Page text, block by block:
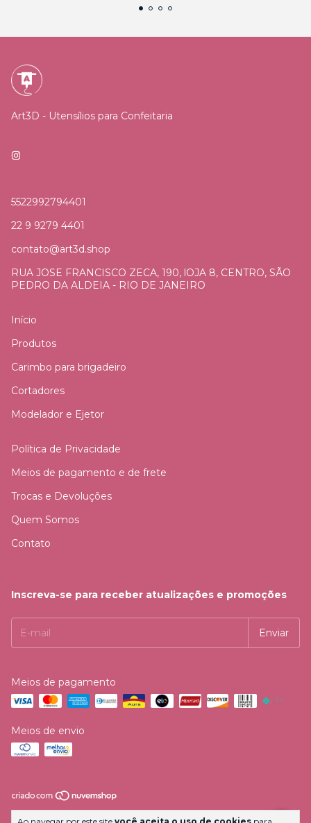
Art3D - Utensílios para Confeitaria
5522992794401
22 9 9279 4401
contato@art3d.shop
RUA JOSE FRANCISCO ZECA, 190, lOJA 8, CENTRO, SÃO
PEDRO DA ALDEIA - RIO DE JANEIRO
Início
Produtos
Carimbo para brigadeiro
Cortadores
Modelador e Ejetor
Política de Privacidade
Meios de pagamento e de frete
Trocas e Devoluções
Quem Somos
Contato
Inscreva-se para receber atualizações e promoções
Meios de pagamento
Meios de envio
Copyright ART3D PRODUTOS CRIATIVOS E M4IS LTDA -